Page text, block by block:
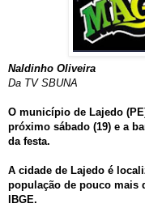
Naldinho Oliveira
Da TV SBUNA
O município de Lajedo
próximo sábado (19) e a
da festa.
A cidade de Lajedo é
população de pouco mais
IBGE.